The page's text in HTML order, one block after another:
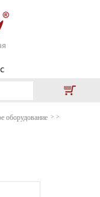
оборудование